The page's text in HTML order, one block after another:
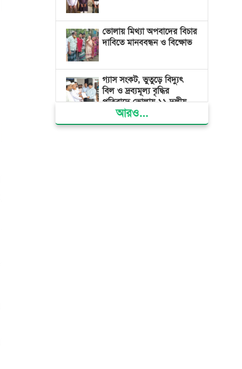
ভোলায় মিথ্যা অপবাদের বিচার
দাবিতে মানববন্ধন ও বিক্ষোভ
গ্যাস সংকট, ভুতুড়ে বিদ্যুৎ
বিল ও দ্রব্যমূল্য বৃদ্ধির
প্রতিবাদে ভোলায় ১১ দলীয়
ঐক্যের প্রধানমন্ত্রী বরাবর
স্মারকলিপি প্রদান
আরও...